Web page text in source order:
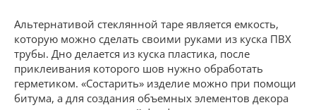
Альтернативой стеклянной таре является емкость,
которую можно сделать своими руками из куска ПВХ
трубы. Дно делается из куска пластика, после
приклеивания которого шов нужно обработать
герметиком. «Состарить» изделие можно при помощи
битума, а для создания объемных элементов декора